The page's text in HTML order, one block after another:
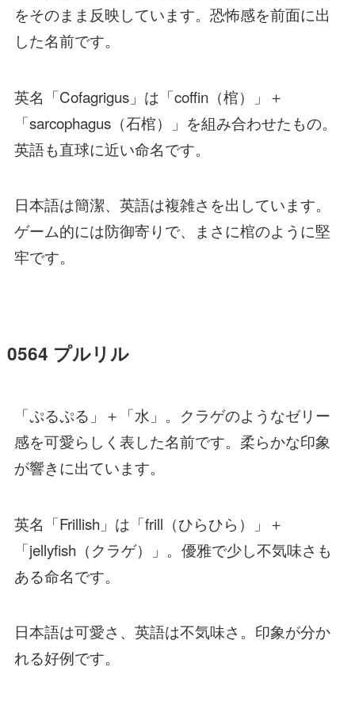
をそのまま反映しています。恐怖感を前面に出
した名前です。
英名「Cofagrigus」は「coffin（棺）」＋
「sarcophagus（石棺）」を組み合わせたもの。
英語も直球に近い命名です。
日本語は簡潔、英語は複雑さを出しています。
ゲーム的には防御寄りで、まさに棺のように堅
牢です。
0564 プルリル
「ぷるぷる」＋「水」。クラゲのようなゼリー
感を可愛らしく表した名前です。柔らかな印象
が響きに出ています。
英名「Frillish」は「frill（ひらひら）」＋
「jellyfish（クラゲ）」。優雅で少し不気味さも
ある命名です。
日本語は可愛さ、英語は不気味さ。印象が分か
れる好例です。